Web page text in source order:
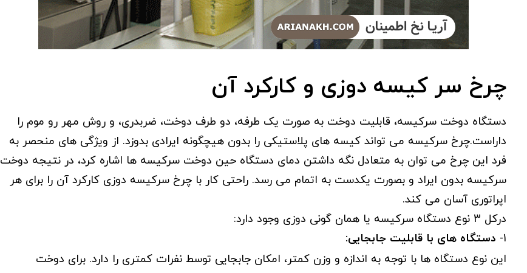
چرخ سر کیسه دوزی و کارکرد آن
دستگاه دوخت سرکیسه، قابلیت دوخت به صورت یک طرفه، دو طرف دوخت، ضربدری، و روش مهر رو موم را
داراست.چرخ سرکیسه می تواند کیسه های پلاستیکی را بدون هیچگونه ایرادی بدوزد. از ویژگی های منحصر به
فرد این چرخ می توان به متعادل نگه داشتن دمای دستگاه حین دوخت سرکیسه ها اشاره کرد، در نتیجه دوخت
سرکیسه بدون ایراد و بصورت یکدست به اتمام می رسد. راحتی کار با چرخ سرکیسه دوزی کارکرد آن را برای هر
اپراتوری آسان می کند.
درکل 3 نوع دستگاه سرکیسه یا همان گونی دوزی وجود دارد:
1- دستگاه های با قابلیت جابجایی:
این نوع دستگاه ها با توجه به اندازه و وزن کمتر، امکان جابجایی توسط نفرات کمتری را دارد. برای دوخت